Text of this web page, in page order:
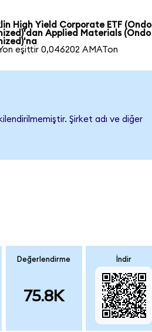
High Yield Corporate ETF (Ondo
Applied Materials (Ondo
eşittir 0,046202 AMATon
Şirket adı ve diğer
Değerlendirme
75.8K
İndir